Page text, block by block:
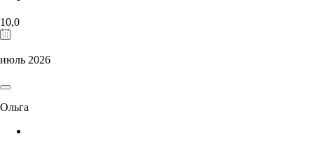
10,0
июль 2026
Ольга